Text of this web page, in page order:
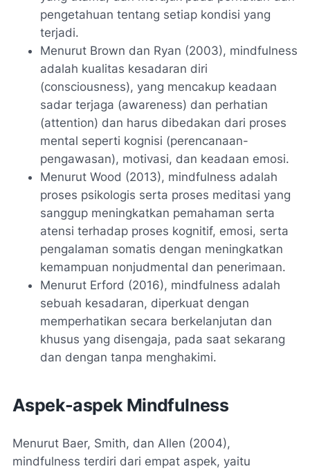
pengetahuan tentang setiap kondisi yang
terjadi.
Menurut Brown dan Ryan (2003), mindfulness
adalah kualitas kesadaran diri
(consciousness), yang mencakup keadaan
sadar terjaga (awareness) dan perhatian
(attention) dan harus dibedakan dari proses
mental seperti kognisi (perencanaan-
pengawasan), motivasi, dan keadaan emosi.
Menurut Wood (2013), mindfulness adalah
proses psikologis serta proses meditasi yang
sanggup meningkatkan pemahaman serta
atensi terhadap proses kognitif, emosi, serta
pengalaman somatis dengan meningkatkan
kemampuan nonjudmental dan penerimaan.
Menurut Erford (2016), mindfulness adalah
sebuah kesadaran, diperkuat dengan
memperhatikan secara berkelanjutan dan
khusus yang disengaja, pada saat sekarang
dan dengan tanpa menghakimi.
Aspek-aspek Mindfulness
Menurut Baer, Smith, dan Allen (2004),
mindfulness terdiri dari empat aspek, yaitu